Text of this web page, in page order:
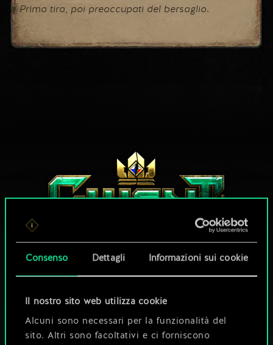
Consenso Dettagli Informazioni sui cookie
Il nostro sito web utilizza cookie
Alcuni sono necessari per la funzionalità del
sito. Altri sono facoltativi e ci forniscono
Prima tira, poi preoccupati del bersaglio.
CHE NE DICI DI UNA PARTITA A GWENT?
GIOCA GRATIS
SU PC